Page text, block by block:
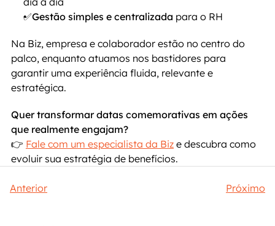
✅Gestão simples e centralizada para o RH
Na Biz, empresa e colaborador estão no centro do
palco, enquanto atuamos nos bastidores para
garantir uma experiência fluida, relevante e
estratégica.
Quer transformar datas comemorativas em ações
que realmente engajam?
👉 Fale com um especialista da Biz e descubra como
evoluir sua estratégia de benefícios.
Anterior Próximo